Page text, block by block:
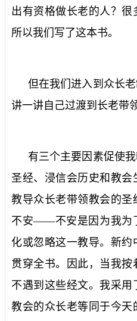
出有资格做长老的人？很
所以我们写了这本书。
但在我们进入到众长
讲一讲自己过渡到长老带
有三个主要因素促使
圣经、浸信会历史和教会
教导众长老带领教会的
不安——不安是因为我为
化或忽略这一教导。新约
贯穿全书。因此，当我
不遇到这些经文。我采
教会的众长老等同于今